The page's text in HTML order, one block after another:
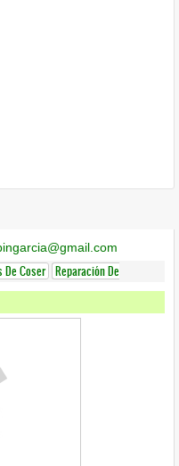
De Coser
Reparación De